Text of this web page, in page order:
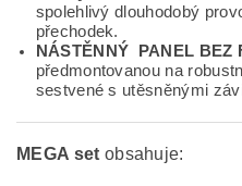
spolehlivý dlouhodobý
přechodek.
NÁSTĚNNÝ PANEL BEZ
předmontovanou na
sestvené s utěsněnými
MEGA set obsahuje: